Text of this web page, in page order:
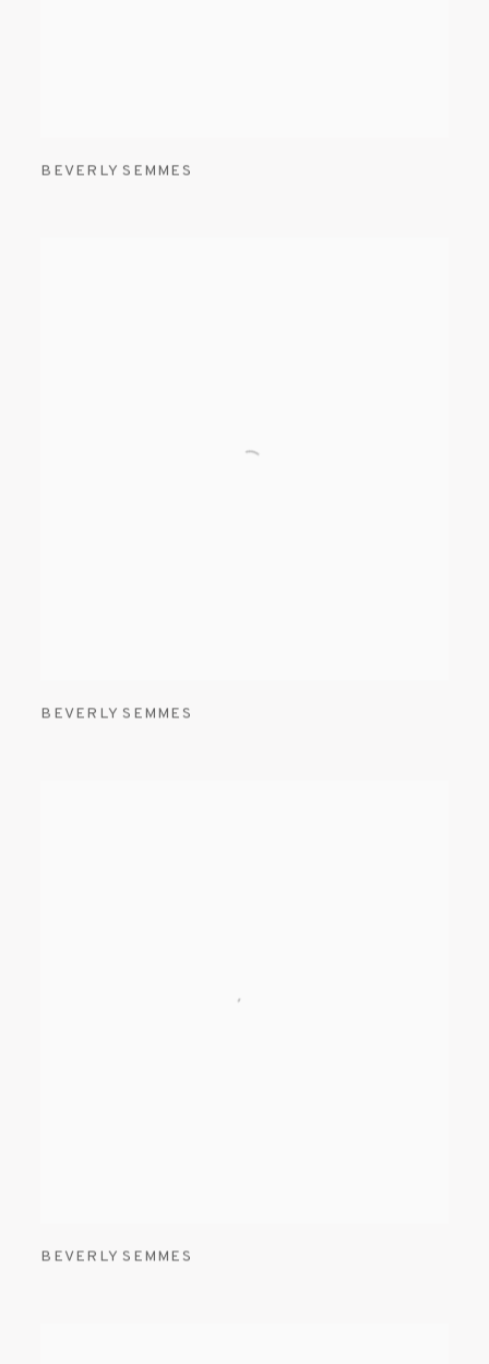
BEVERLY SEMMES
BEVERLY SEMMES
BEVERLY SEMMES